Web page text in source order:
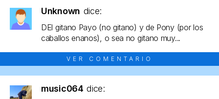
Unknown dice:
DEl gitano Payo (no gitano) y de Pony (por los
caballos enanos), o sea no gitano muy...
VER COMENTARIO
music064 dice: